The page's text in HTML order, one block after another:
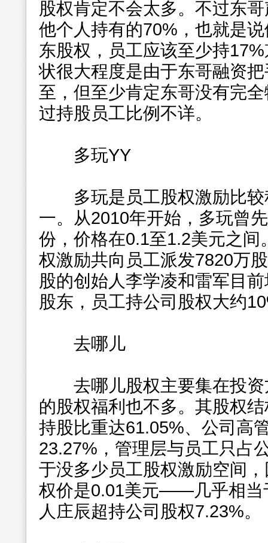
股权肯定不会太多。不过东
他个人持有的70%，也就是
东股权，员工应该至少持
状很大程度是由于东哥融资
至，但至少肯定东哥没有完
过持股员工比例不详。
多玩YY
多玩是员工股权激励比较
一。从2010年开始，多玩曾
份，价格在0.1至1.2美元之间
权激励共向员工派发7820万
股的创始人李学凌和雷军目
股东，员工持公司股权大约
去哪儿
去哪儿股权主要集在投资
的股权福利也不多。其股权
持股比重达61.05%、公司高
23.27%，管理层与员工只占
于没多少员工股权激励空间
权价是0.01美元——几乎相当
人庄辰超持公司股权7.23%。